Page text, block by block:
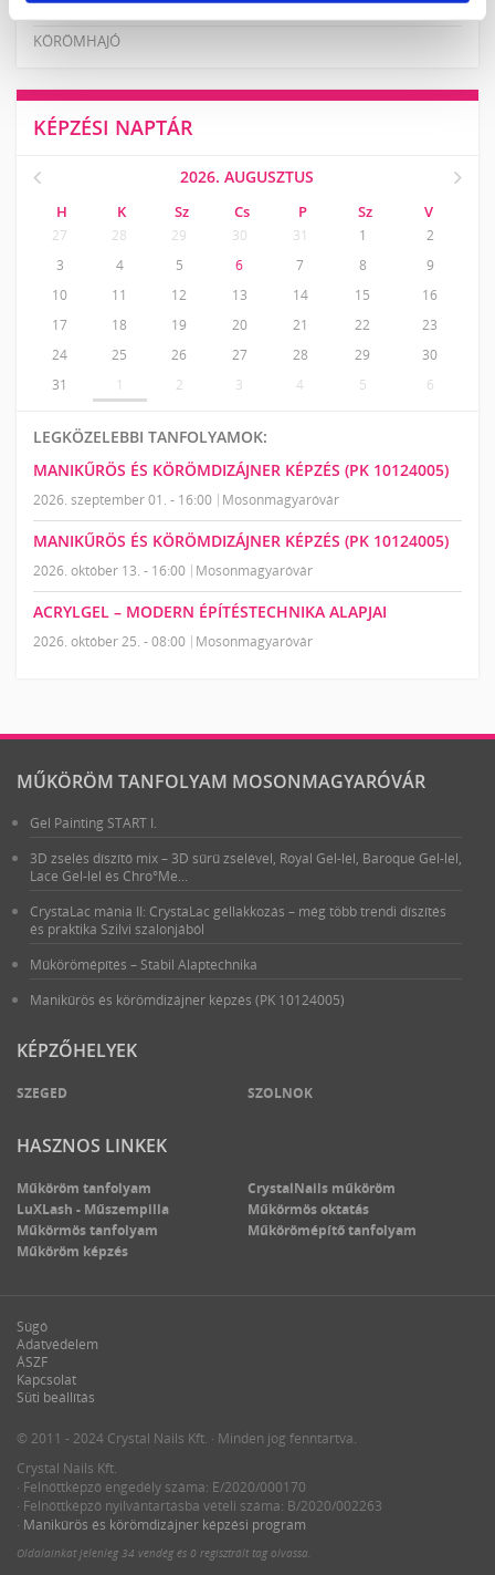
KÖRÖMHAJÓ
KÉPZÉSI NAPTÁR
2026. AUGUSZTUS
H K Sz Cs P Sz V
27 28 29 30 31 1
2
3
4 5 6 7 8
9
10
11 12 13 14 15
16
17
18 19 20 21 22
23
24
25 26 27 28 29
30
31
1 2 3 4 5 6
LEGKÖZELEBBI TANFOLYAMOK:
MANIKŰRÖS ÉS KÖRÖMDIZÁJNER KÉPZÉS (PK 10124005)
2026. szeptember 01. - 16:00 Mosonmagyaróvár
MANIKŰRÖS ÉS KÖRÖMDIZÁJNER KÉPZÉS (PK 10124005)
2026. október 13. - 16:00 Mosonmagyaróvár
ACRYLGEL – MODERN ÉPÍTÉSTECHNIKA ALAPJAI
2026. október 25. - 08:00 Mosonmagyaróvár
MŰKÖRÖM TANFOLYAM MOSONMAGYARÓVÁR
Gel Painting START I.
3D zselés díszítő mix – 3D sűrű zselével, Royal Gel-lel, Baroque Gel-lel,
Lace Gel-lel és Chro°Me...
CrystaLac mánia II: CrystaLac géllakkozás – még több trendi díszítés
és praktika Szilvi szalonjából
Műkörömépítés – Stabil Alaptechnika
Manikűrös és körömdizájner képzés (PK 10124005)
KÉPZŐHELYEK
SZEGED SZOLNOK
HASZNOS LINKEK
Műköröm tanfolyam
CrystalNails műköröm
LuXLash - Műszempilla
Műkörmös oktatás
Műkörmös tanfolyam
Műkörömépítő tanfolyam
Műköröm képzés
Súgó
Adatvédelem
ÁSZF
Kapcsolat
Süti beállítás
© 2011 - 2024 Crystal Nails Kft. · Minden jog fenntartva.
Crystal Nails Kft.
· Felnőttképző engedély száma: E/2020/000170
· Felnőttképző nyilvántartásba vételi száma: B/2020/002263
· Manikűrös és körömdizájner képzési program
Oldalainkat jelenleg 34 vendég és 0 regisztrált tag olvassa.